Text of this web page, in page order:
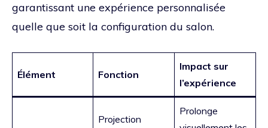
garantissant une expérience personnalisée
quelle que soit la configuration du salon.
Élément Fonction
Impact sur
l’expérience
Projection
Prolonge